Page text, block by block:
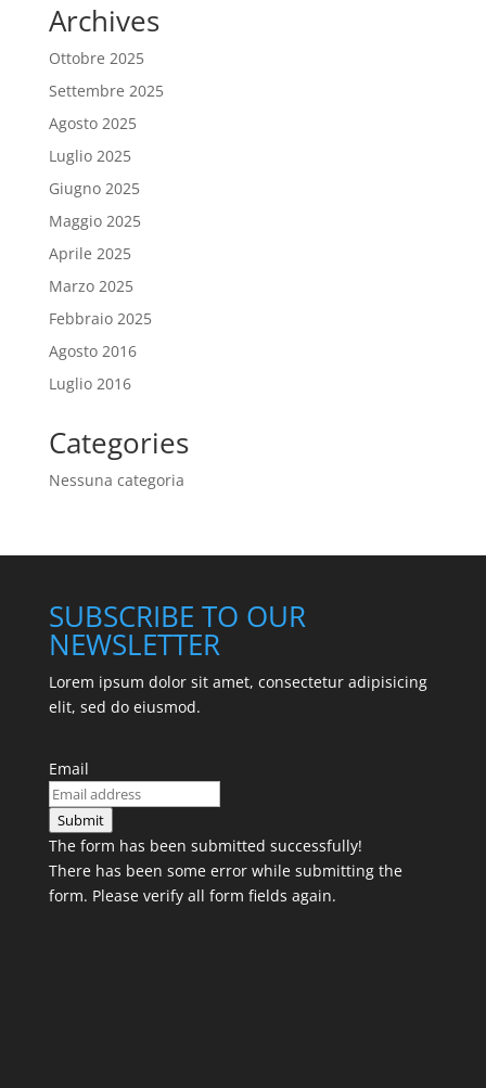
Archives
Ottobre 2025
Settembre 2025
Agosto 2025
Luglio 2025
Giugno 2025
Maggio 2025
Aprile 2025
Marzo 2025
Febbraio 2025
Agosto 2016
Luglio 2016
Categories
Nessuna categoria
SUBSCRIBE TO OUR
NEWSLETTER
Lorem ipsum dolor sit amet, consectetur adipisicing
elit, sed do eiusmod.
Email
Submit
The form has been submitted successfully!
There has been some error while submitting the
form. Please verify all form fields again.